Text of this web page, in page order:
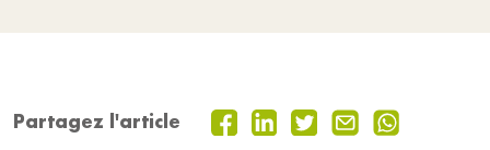
Partagez l'article